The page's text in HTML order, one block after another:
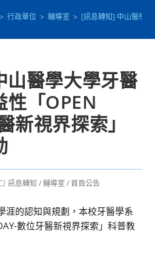
> 行政單位 > 輔導室 > [訊息轉知] 中山醫學
醫學大學牙醫
性「OPEN
新視界探索」
訊息轉知 / 輔導室 / 首頁公告
涯的認知與規劃，本校牙醫學系
數位牙醫新視界探索」科普教